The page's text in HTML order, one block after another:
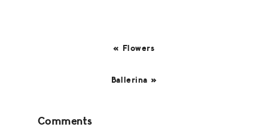
« Flowers
Ballerina »
Interactions
Comments